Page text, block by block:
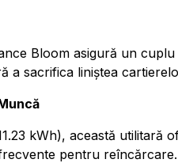
Bloom asigură un
a sacrifica liniștea
kWh), această
pentru reîncărcare.